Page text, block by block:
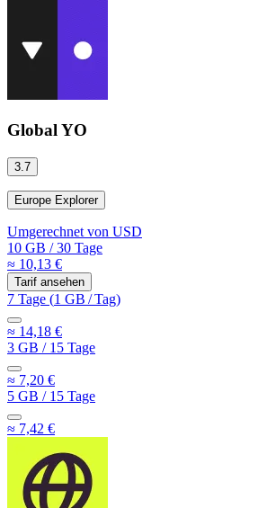
Global YO
3.7
Europe Explorer
Umgerechnet von USD
10 GB /30 Tage
≈ 10,13 €
Tarif ansehen
7 Tage (1 GB /Tag)
≈ 14,18 €
3 GB /15 Tage
≈ 7,20 €
5 GB /15 Tage
≈ 7,42 €